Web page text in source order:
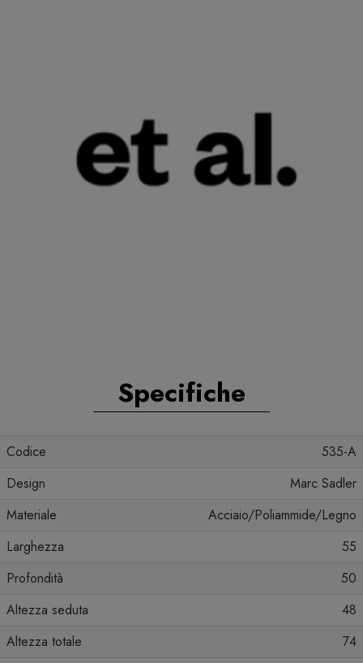
Specifiche
Codice
535-A
Design
Marc Sadler
Materiale
Acciaio/Poliammide/Legno
Larghezza
55
Profondità
50
Altezza seduta
48
Altezza totale
74